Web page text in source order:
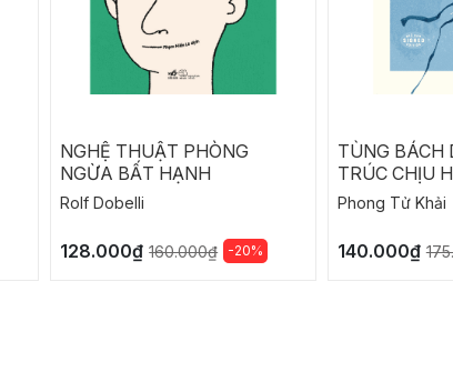
NGHỆ THUẬT PHÒNG
NGỪA BẤT HẠNH
Rolf Dobelli
128.000₫ 160.000₫ -20%
TÙNG BÁCH
TRÚC CHỊU
Phong Tử Khải
140.000₫